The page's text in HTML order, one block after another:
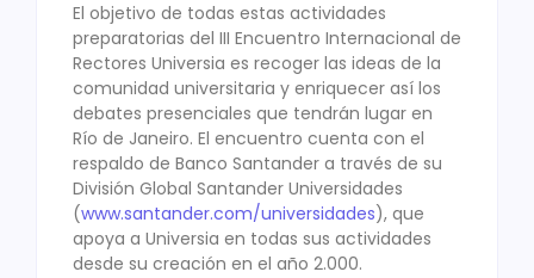
El objetivo de todas estas actividades
preparatorias del III Encuentro Internacional de
Rectores Universia es recoger las ideas de la
comunidad universitaria y enriquecer así los
debates presenciales que tendrán lugar en
Río de Janeiro. El encuentro cuenta con el
respaldo de Banco Santander a través de su
División Global Santander Universidades
(www.santander.com/universidades), que
apoya a Universia en todas sus actividades
desde su creación en el año 2.000.